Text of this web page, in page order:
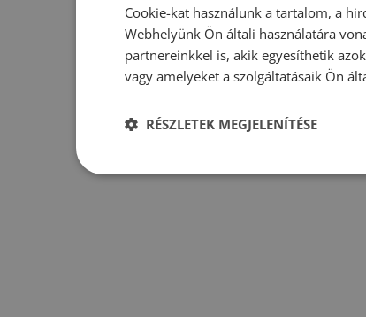
Cookie-kat használunk a tartalom, a
Webhelyünk Ön általi használatára
partnereinkkel is, akik egyesíthetik
vagy amelyeket a szolgáltatásaik Ön
RÉSZLETEK MEGJELENÍTÉSE